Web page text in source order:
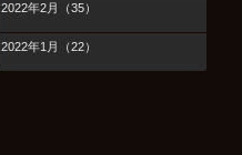
2022年2月（35）
2022年1月（22）